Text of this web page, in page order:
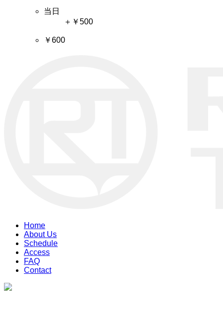
当日
＋￥500
￥600
Home
About Us
Schedule
Access
FAQ
Contact